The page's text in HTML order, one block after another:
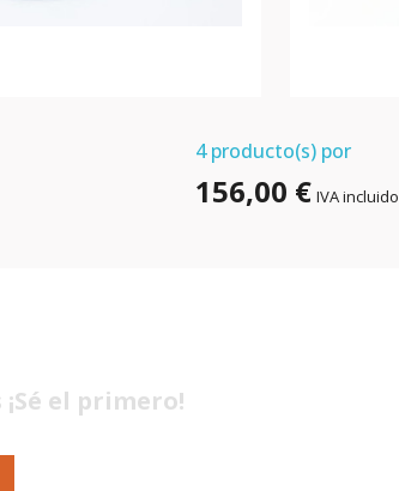
4producto(s) por
156,00 € IVA incluido
el primero!